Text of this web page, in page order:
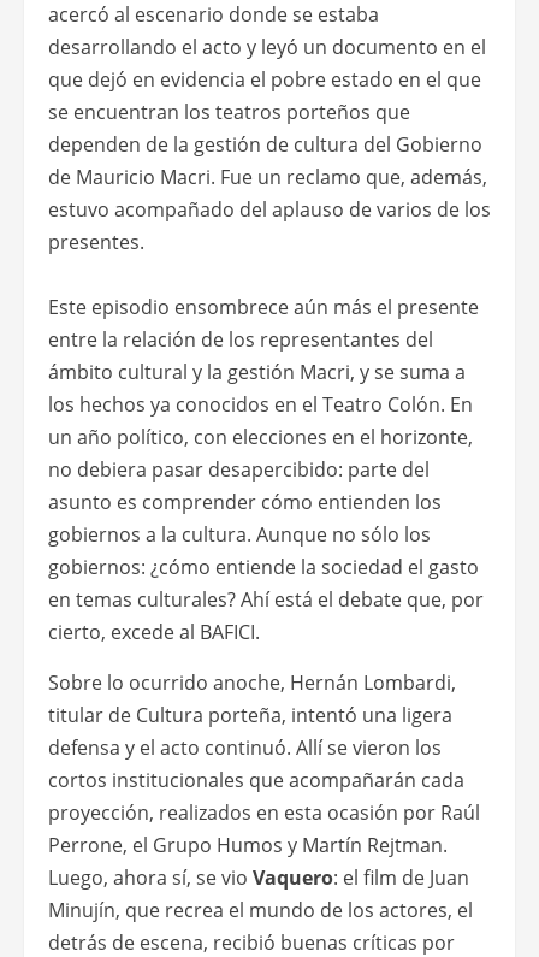
acercó al escenario donde se estaba
desarrollando el acto y leyó un documento en el
que dejó en evidencia el pobre estado en el que
se encuentran los teatros porteños que
dependen de la gestión de cultura del Gobierno
de Mauricio Macri. Fue un reclamo que, además,
estuvo acompañado del aplauso de varios de los
presentes.
Este episodio ensombrece aún más el presente
entre la relación de los representantes del
ámbito cultural y la gestión Macri, y se suma a
los hechos ya conocidos en el Teatro Colón. En
un año político, con elecciones en el horizonte,
no debiera pasar desapercibido: parte del
asunto es comprender cómo entienden los
gobiernos a la cultura. Aunque no sólo los
gobiernos: ¿cómo entiende la sociedad el gasto
en temas culturales? Ahí está el debate que, por
cierto, excede al BAFICI.
Sobre lo ocurrido anoche, Hernán Lombardi,
titular de Cultura porteña, intentó una ligera
defensa y el acto continuó. Allí se vieron los
cortos institucionales que acompañarán cada
proyección, realizados en esta ocasión por Raúl
Perrone, el Grupo Humos y Martín Rejtman.
Luego, ahora sí, se vio Vaquero: el film de Juan
Minujín, que recrea el mundo de los actores, el
detrás de escena, recibió buenas críticas por